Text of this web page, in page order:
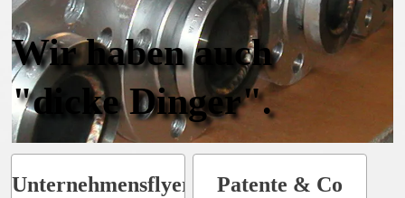
Wir haben auch
"dicke Dinger".
Unternehmensflyer Patente & Co